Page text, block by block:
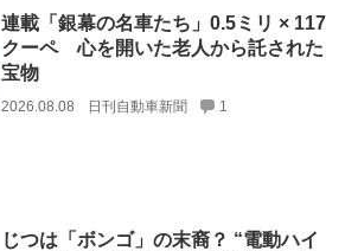
連載「銀幕の名車たち」0.5ミリ × 117
クーペ 心を開いた老人から託された
宝物
2026.08.08 日刊自動車新聞 1
じつは「ボンゴ」の末裔？ “電動ハイ